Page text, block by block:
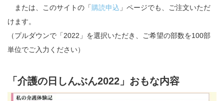
または、このサイトの「購読申込 」ページでも、ご注文いただ
けます。
（プルダウンで「2022」を選択いただき、ご希望の部数を100部
単位でご入力ください）
「介護の日しんぶん2022」おもな内容